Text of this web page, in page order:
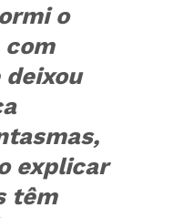
o
com
deixou
explicar
têm